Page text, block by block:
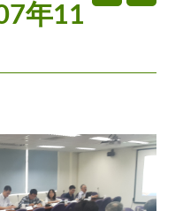
年11